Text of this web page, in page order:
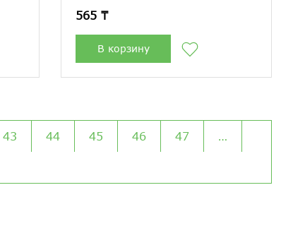
565 ₸
В корзину
43 44 45 46 47 …